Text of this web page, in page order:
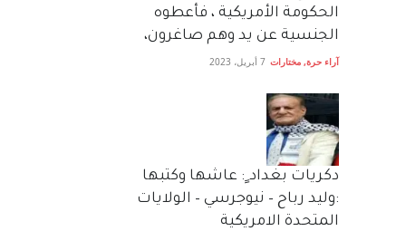
الحكومة الأمريكية ، فأعطوه
الجنسية عن يد وهم صاغرون،
آراء حرة, مختارات 7 أبريل، 2023
دكريات بغداد ٍ: عاشها وكتبها
:وليد رباح – نيوجرسي – الولايات
المتحدة الامريكية